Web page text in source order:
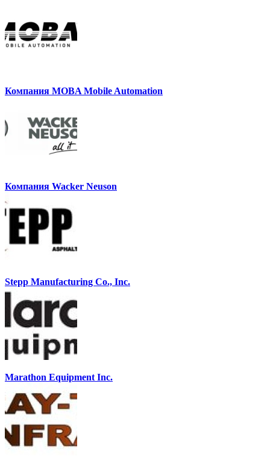
Компания MOBA Mobile Automation
Компания Wacker Neuson
Stepp Manufacturing Co., Inc.
Marathon Equipment Inc.